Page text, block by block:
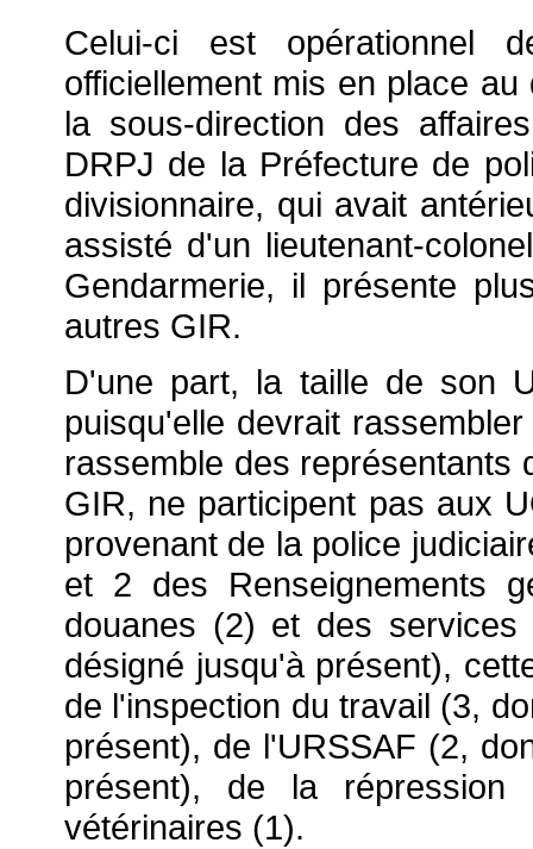
Celui-ci est opérationnel
officiellement mis en place
la sous-direction des
DRPJ de la Préfecture de
divisionnaire, qui avait
assisté d'un lieutenant-
Gendarmerie, il présente
autres GIR.
D'une part, la taille de son
puisqu'elle devrait
rassemble des représentants
GIR, ne participent pas aux
provenant de la police
et 2 des Renseignements
douanes (2) et des
désigné jusqu'à présent),
de l'inspection du travail (3,
présent), de l'URSSAF (2,
présent), de la
vétérinaires (1).